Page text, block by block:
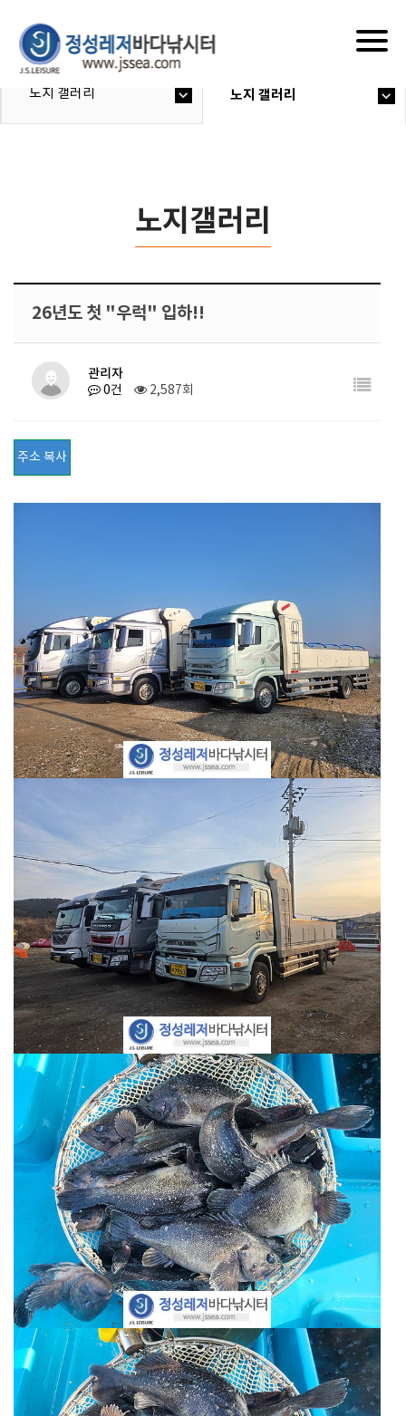
노지 갤러리 노지 갤러리
노지갤러리
26년도 첫 "우럭" 입하!!
관리자
0건 2,587회
주소 복사